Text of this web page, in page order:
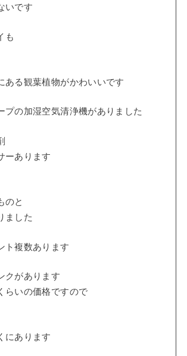
いです
も
ある観葉植物がかわいいです
プの加湿空気清浄機がありました
ーあります
のと
ました
ト複数あります
クがあります
らいの価格ですので
にあります